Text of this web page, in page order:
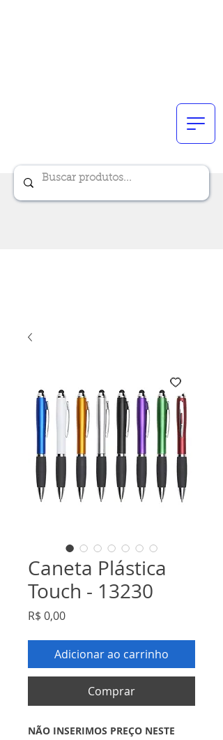
Caneta Plástica
Touch - 13230
R$ 0,00Preço
Adicionar ao carrinho
Comprar
NÃO INSERIMOS PREÇO NESTE